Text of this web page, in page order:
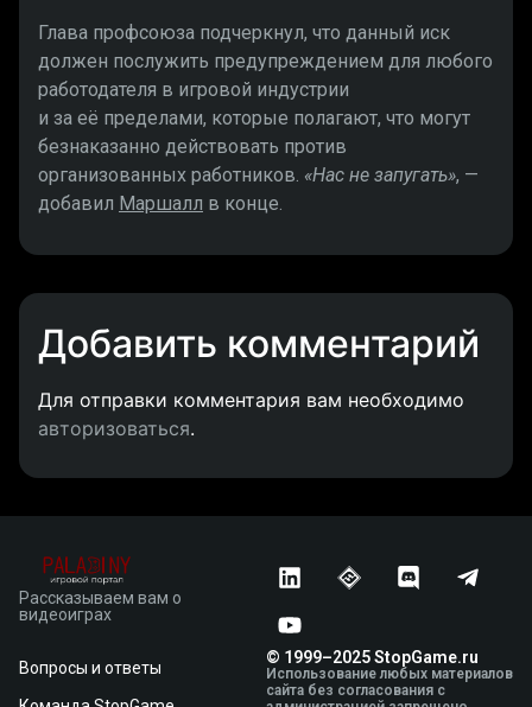
Глава профсоюза подчеркнул, что данный иск
должен послужить предупреждением для любого
работодателя в игровой индустрии
и за её пределами, которые полагают, что могут
безнаказанно действовать против
организованных работников. «Нас не запугать», —
добавил Маршалл в конце.
Добавить комментарий
Для отправки комментария вам необходимо
авторизоваться.
Рассказываем вам о
видеоиграх
Вопросы и ответы
© 1999–2025 StopGame.ru
Использование любых материалов
сайта без согласования с